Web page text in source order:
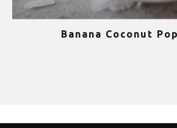
Banana Coconut